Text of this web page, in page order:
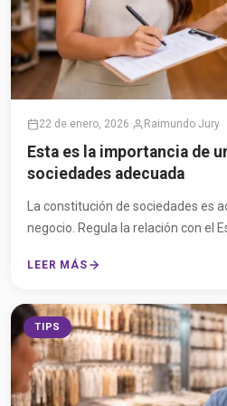
22 de enero, 2026· Raimundo Jury
Esta es la importancia de
sociedades adecuada
La constitución de sociedades es
negocio. Regula la relación con el
LEER MÁS
TIPS